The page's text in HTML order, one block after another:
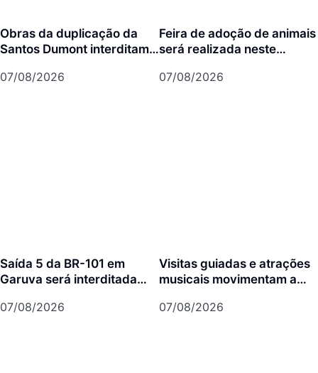
Obras da duplicação da
Santos Dumont interditam
Nass
07/08/2026
Feira de adoção de animais
será realizada neste
07/08/2026
Saída 5 da BR-101 em
Garuva será interditada
07/08/2026
Visitas guiadas e atrações
musicais movimentam a
em Joinville
07/08/2026